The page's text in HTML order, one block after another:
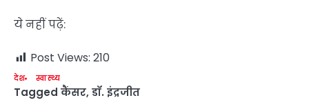
ये नहीं पढ़ें:
Post Views: 210
देश स्वास्थ्य
Tagged कैंसर, डॉ. इंद्रजीत